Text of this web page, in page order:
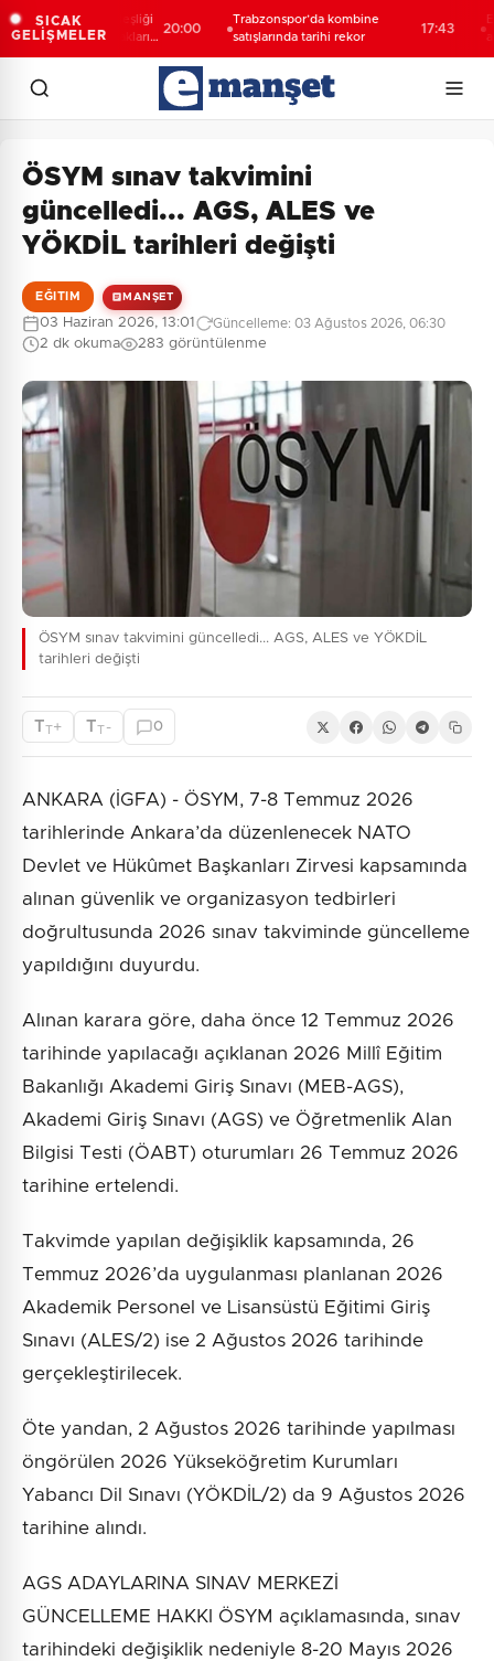
SICAK
GELİŞMELER
Türk-Kürt kardeşliği
bu toprakların
20:00
Trabzonspor’da kombine
satışlarında tarihi rekor
Esnaf
ÖSYM sınav takvimini
güncelledi... AGS, ALES ve
YÖKDİL tarihleri değişti
EĞITIM MANŞET
03 Haziran 2026, 13:01 Güncelleme: 03 Ağustos 2026, 06:30
2 dk okuma 283 görüntülenme
ÖSYM sınav takvimini güncelledi... AGS, ALES ve YÖKDİL
tarihleri değişti
TT+ TT - 0
ANKARA (İGFA) - ÖSYM, 7-8 Temmuz 2026
tarihlerinde Ankara’da düzenlenecek NATO
Devlet ve Hükûmet Başkanları Zirvesi kapsamında
alınan güvenlik ve organizasyon tedbirleri
doğrultusunda 2026 sınav takviminde güncelleme
yapıldığını duyurdu.
Alınan karara göre, daha önce 12 Temmuz 2026
tarihinde yapılacağı açıklanan 2026 Millî Eğitim
Bakanlığı Akademi Giriş Sınavı (MEB-AGS),
Akademi Giriş Sınavı (AGS) ve Öğretmenlik Alan
Bilgisi Testi (ÖABT) oturumları 26 Temmuz 2026
tarihine ertelendi.
Takvimde yapılan değişiklik kapsamında, 26
Temmuz 2026’da uygulanması planlanan 2026
Akademik Personel ve Lisansüstü Eğitimi Giriş
Sınavı (ALES/2) ise 2 Ağustos 2026 tarihinde
gerçekleştirilecek.
Öte yandan, 2 Ağustos 2026 tarihinde yapılması
öngörülen 2026 Yükseköğretim Kurumları
Yabancı Dil Sınavı (YÖKDİL/2) da 9 Ağustos 2026
tarihine alındı.
AGS ADAYLARINA SINAV MERKEZİ
GÜNCELLEME HAKKI ÖSYM açıklamasında, sınav
tarihindeki değişiklik nedeniyle 8-20 Mayıs 2026